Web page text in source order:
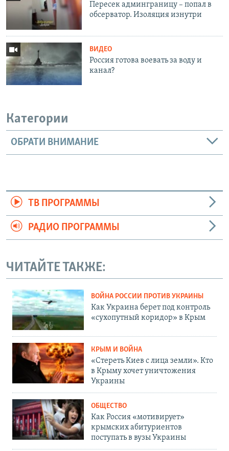
Пересек админграницу – попал в
обсерватор. Изоляция изнутри
ВИДЕО
Россия готова воевать за воду и
канал?
Категории
ОБРАТИ ВНИМАНИЕ
ТВ ПРОГРАММЫ
РАДИО ПРОГРАММЫ
ЧИТАЙТЕ ТАКЖЕ:
ВОЙНА РОССИИ ПРОТИВ УКРАИНЫ
Как Украина берет под контроль
«сухопутный коридор» в Крым
КРЫМ И ВОЙНА
«Стереть Киев с лица земли». Кто
в Крыму хочет уничтожения
Украины
ОБЩЕСТВО
Как Россия «мотивирует»
крымских абитуриентов
поступать в вузы Украины